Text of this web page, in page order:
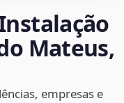
Mateus,
empresas e